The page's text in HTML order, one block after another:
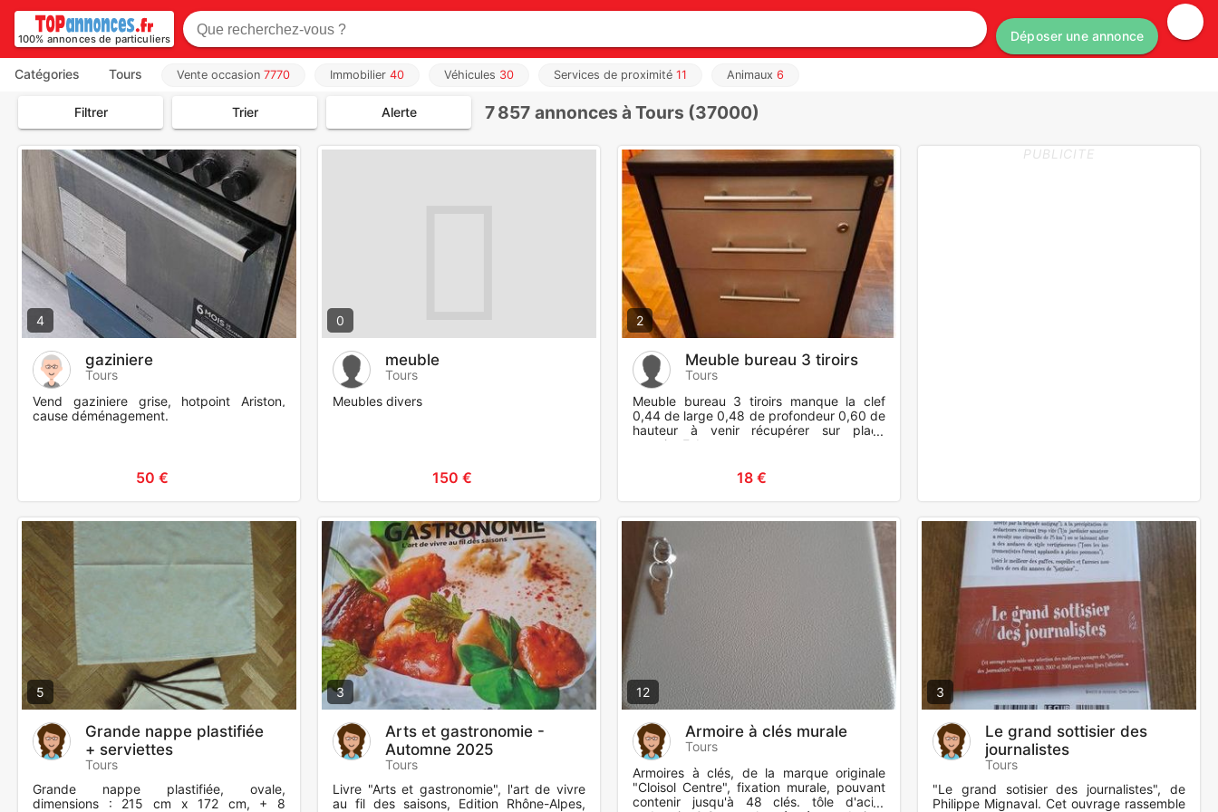
100% annonces de particuliers Déposer une annonce
Catégories Tours Vente occasion 7770 Immobilier 40 Véhicules 30 Services de proximité 11 Animaux 6
Filtrer Trier Alerte 7 857 annonces à Tours (37000)
4
gaziniere
Tours
Vend gaziniere grise, hotpoint Ariston,
cause déménagement.
50 €
0
meuble
Tours
Meubles divers
150 €
2
Meuble bureau 3 tiroirs
Tours
Meuble bureau 3 tiroirs manque la clef
0,44 de large 0,48 de profondeur 0,60 de
hauteur à venir récupérer sur place
quartier Febvotte
18 €
PUBLICITE
5
Grande nappe plastifiée
+ serviettes
Tours
Grande nappe plastifiée, ovale,
dimensions : 215 cm x 172 cm, + 8
3
Arts et gastronomie -
Automne 2025
Tours
Livre "Arts et gastronomie", l'art de vivre
au fil des saisons, Edition Rhône-Alpes,
12
Armoire à clés murale
Tours
Armoires à clés, de la marque originale
"Cloisol Centre", fixation murale, pouvant
contenir jusqu'à 48 clés. tôle d'acier
3
Le grand sottisier des
journalistes
Tours
"Le grand sotisier des journalistes", de
Philippe Mignaval. Cet ouvrage rassemble